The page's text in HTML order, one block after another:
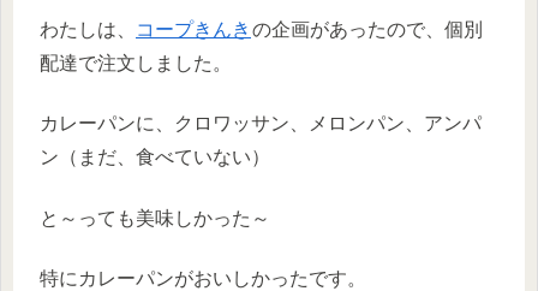
わたしは、 コープきんき の企画があったので、個別
配達で注文しました。
カレーパンに、クロワッサン、メロンパン、アンパ
ン（まだ、食べていない）
と～っても美味しかった～
特にカレーパンがおいしかったです。